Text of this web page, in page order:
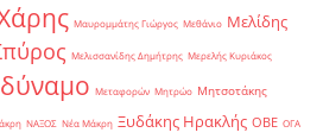
Μαυρομμάτης Γιώργος Μεθάνιο Μελίδης
Μελισσανίδης Δημήτρης Μερελής Κυριάκος
Μεταφορών Μητρώο Μητσοτάκης
ΝΑΞΟΣ Νέα Μάκρη Ξυδάκης Ηρακλής ΟΒΕ ΟΓΑ